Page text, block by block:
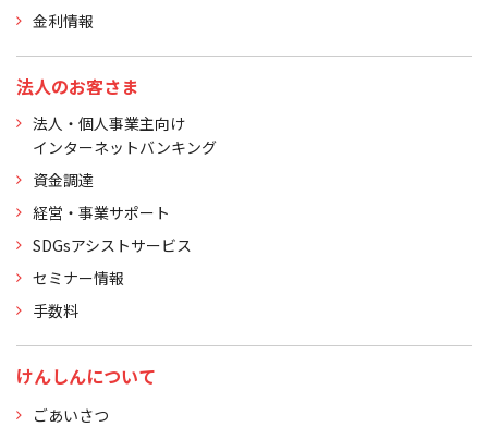
金利情報
法人のお客さま
法人・個人事業主向け
インターネットバンキング
資金調達
経営・事業サポート
SDGsアシストサービス
セミナー情報
手数料
けんしんについて
ごあいさつ